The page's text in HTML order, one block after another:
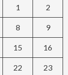
1 2
8 9
15 16
22 23